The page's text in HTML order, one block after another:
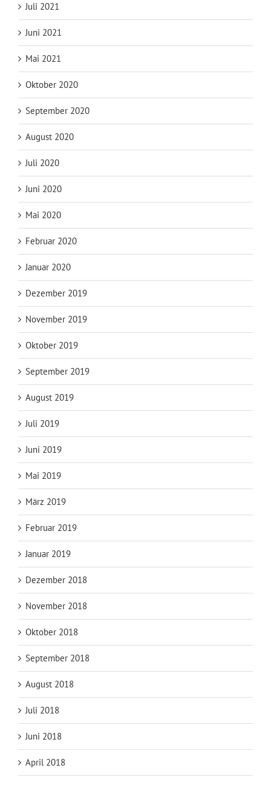
Juli 2021
Juni 2021
Mai 2021
Oktober 2020
September 2020
August 2020
Juli 2020
Juni 2020
Mai 2020
Februar 2020
Januar 2020
Dezember 2019
November 2019
Oktober 2019
September 2019
August 2019
Juli 2019
Juni 2019
Mai 2019
März 2019
Februar 2019
Januar 2019
Dezember 2018
November 2018
Oktober 2018
September 2018
August 2018
Juli 2018
Juni 2018
April 2018